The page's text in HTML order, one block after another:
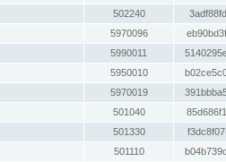
502240
5970096
5990011
5950010
5970019
501040
501330
501110